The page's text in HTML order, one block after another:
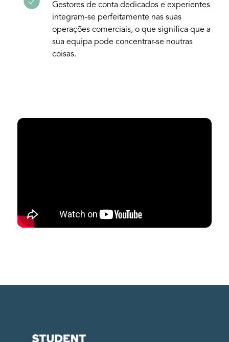
Gestores de conta dedicados e experientes
integram-se perfeitamente nas suas
operações comerciais, o que significa que a
sua equipa pode concentrar-se noutras
coisas.